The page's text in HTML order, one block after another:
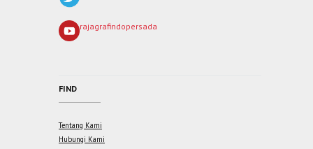
rajagrafindopersada
FIND
Tentang Kami
Hubungi Kami